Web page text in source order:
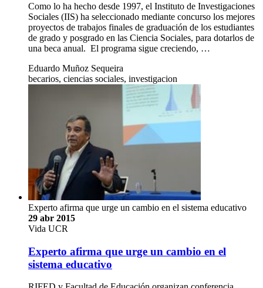
Como lo ha hecho desde 1997, el Instituto de Investigaciones
Sociales (IIS) ha seleccionado mediante concurso los mejores
proyectos de trabajos finales de graduación de los estudiantes
de grado y posgrado en las Ciencia Sociales, para dotarlos de
una beca anual. El programa sigue creciendo, …
Eduardo Muñoz Sequeira
becarios, ciencias sociales, investigacion
Experto afirma que urge un cambio en el sistema educativo
29 abr 2015
Vida UCR
Experto afirma que urge un cambio en el
sistema educativo